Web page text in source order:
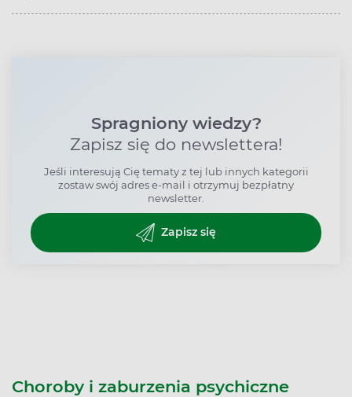
Spragniony wiedzy?
Zapisz się do newslettera!
Jeśli interesują Cię tematy z tej lub innych kategorii
zostaw swój adres e-mail i otrzymuj bezpłatny
newsletter.
Zapisz się
Choroby i zaburzenia psychiczne